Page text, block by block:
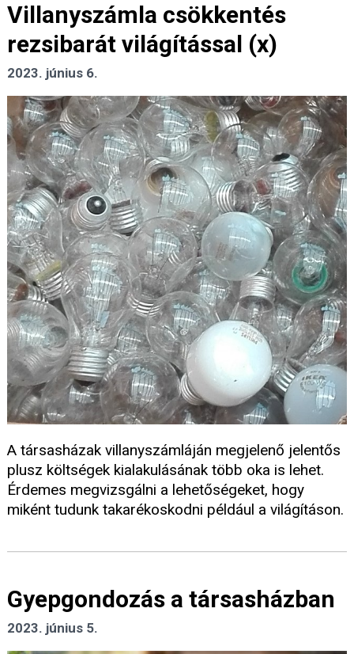
Villanyszámla csökkentés
rezsibarát világítással (x)
2023. június 6.
A társasházak villanyszámláján megjelenő jelentős
plusz költségek kialakulásának több oka is lehet.
Érdemes megvizsgálni a lehetőségeket, hogy
miként tudunk takarékoskodni például a világításon.
Gyepgondozás a társasházban
2023. június 5.